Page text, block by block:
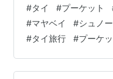
して、ロサマベイか
る際もまたまた大行
た先にはこの絶景が
色に、エメラルドグ
ラストが非常に美し
#タイ #プーケット
#マヤベイ #シュノ
#タイ旅行 #プーケ